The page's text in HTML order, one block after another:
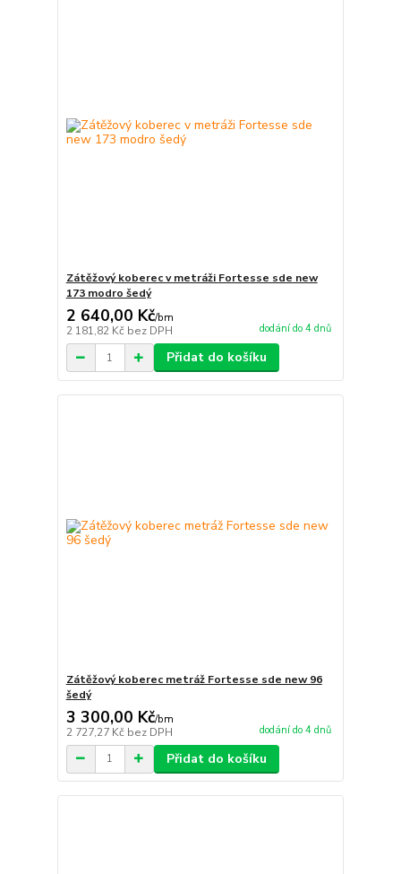
Zátěžový koberec v metráži Fortesse sde new
173 modro šedý
2 640,00 Kč/bm
2 181,82 Kč bez DPH dodání do 4 dnů
Přidat do košíku
Zátěžový koberec metráž Fortesse sde new 96
šedý
3 300,00 Kč/bm
2 727,27 Kč bez DPH dodání do 4 dnů
Přidat do košíku